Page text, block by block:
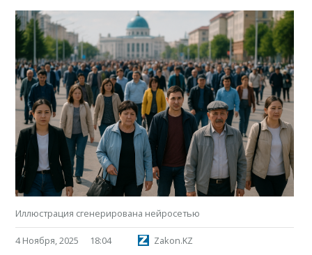
Иллюстрация сгенерирована нейросетью
4 Ноября, 2025 18:04 Zakon.KZ